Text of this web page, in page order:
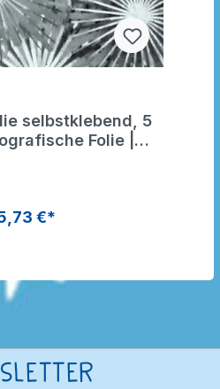
selbstklebend, 5
Folie |
€*